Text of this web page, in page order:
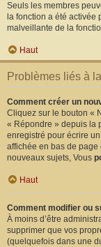
Seuls les membres
la fonction a été activée
malveillante de la
Haut
Problèmes liés à
Comment créer un
Cliquez sur le bouton «
« Répondre » depuis la
enregistré pour écrire
affichée en bas de page
nouveaux sujets, Vous
Haut
Comment modifier ou
À moins d’être
supprimer que vos
(quelquefois dans une